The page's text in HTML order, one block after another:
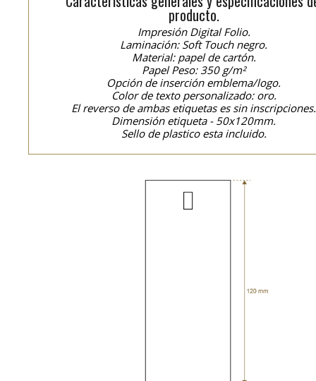
producto.
Impresión Digital Folio.
Laminación: Soft Touch negro.
Material: papel de cartón.
Papel Peso: 350 g/m²
Opción de inserción emblema/logo.
Color de texto personalizado: oro.
El reverso de ambas etiquetas es sin inscripciones.
Dimensión etiqueta - 50x120mm.
Sello de plastico esta incluido.